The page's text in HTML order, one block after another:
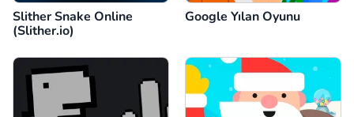
Slither Snake Online
(Slither.io)
Google Yılan Oyunu